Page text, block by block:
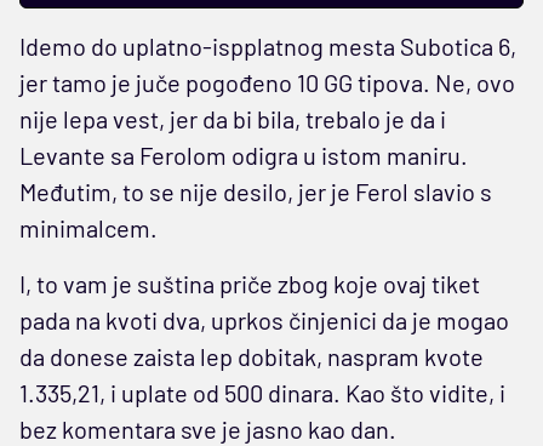
Idemo do uplatno-ispplatnog mesta Subotica 6,
jer tamo je juče pogođeno 10 GG tipova. Ne, ovo
nije lepa vest, jer da bi bila, trebalo je da i
Levante sa Ferolom odigra u istom maniru.
Međutim, to se nije desilo, jer je Ferol slavio s
minimalcem.
I, to vam je suština priče zbog koje ovaj tiket
pada na kvoti dva, uprkos činjenici da je mogao
da donese zaista lep dobitak, naspram kvote
1.335,21, i uplate od 500 dinara. Kao što vidite, i
bez komentara sve je jasno kao dan.